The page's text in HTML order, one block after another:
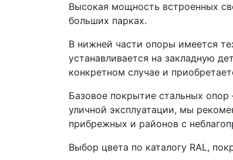
Высокая мощность встроенных
больших парках.
В нижней части опоры имеется
устанавливается на закладную
конкретном случае и
Базовое покрытие стальных
уличной эксплуатации, мы
прибрежных и районов с
Выбор цвета по каталогу RAL,